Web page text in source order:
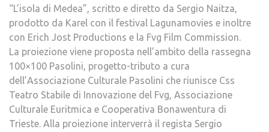
“L’isola di Medea”, scritto e diretto da Sergio Naitza,
prodotto da Karel con il festival Lagunamovies e inoltre
con Erich Jost Productions e la Fvg Film Commission.
La proiezione viene proposta nell’ambito della rassegna
100×100 Pasolini, progetto-tributo a cura
dell’Associazione Culturale Pasolini che riunisce Css
Teatro Stabile di Innovazione del Fvg, Associazione
Culturale Euritmica e Cooperativa Bonawentura di
Trieste. Alla proiezione interverrà il regista Sergio